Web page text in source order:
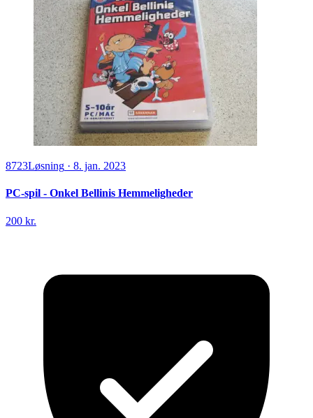
8723Løsning · 8. jan. 2023
PC-spil - Onkel Bellinis Hemmeligheder
200 kr.